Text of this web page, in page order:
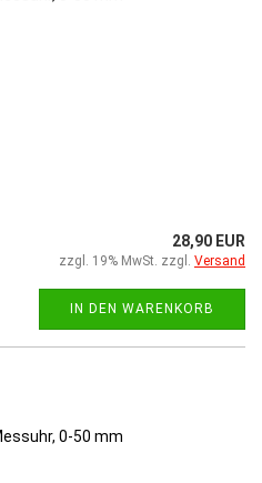
28,90 EUR
zzgl. 19% MwSt. zzgl. Versand
IN DEN WARENKORB